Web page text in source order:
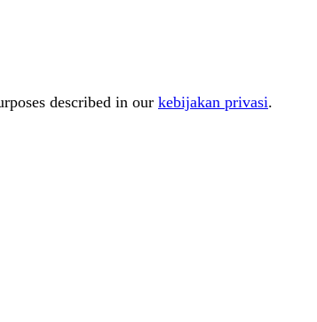
described in our kebijakan privasi.